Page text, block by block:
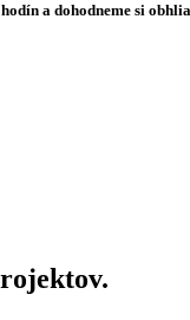
a dohodneme si